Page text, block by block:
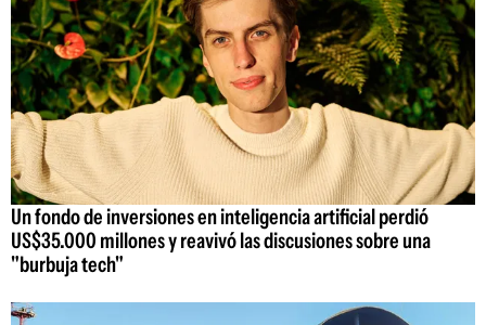
Un fondo de inversiones en inteligencia artificial perdió
US$35.000 millones y reavivó las discusiones sobre una
"burbuja tech"